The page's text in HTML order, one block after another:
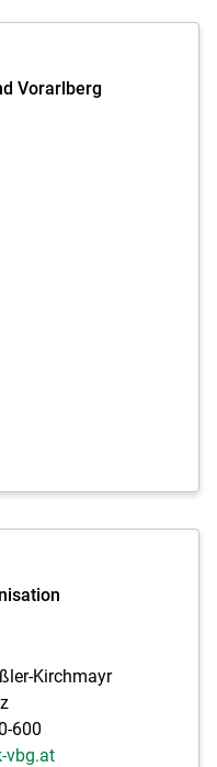
Vorarlberg
Kirchmayr
600
vbg.at